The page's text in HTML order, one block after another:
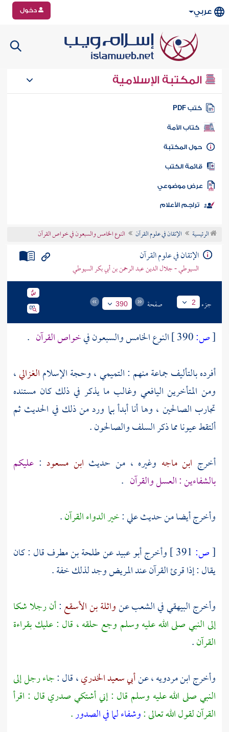
عربي دخول
المكتبة الإسلامية
كتب PDF
كتاب الأمة
المكتبة
الكتب
موضوعي
تراجم الأعلام
الرئيسية الإتقان في علوم القرآن النوع الخامس والسبعون في خواص القرآن
الإتقان في علوم القرآن
السيوطي - جلال الدين عبد الرحمن بن أبي بكر السيوطي
جزء 2 صفحة 390
[ص: النوع الخامس والسبعون فيخواص القرآن .
أفرده بالتأليف جماعة منهم :التميمي، وحجة الإسلامالغزالي،
ومن المتأخرين اليافعي وغالب ما يذكر في ذلك كان مستنده
تجارب الصالحين ، وها أنا أبدأ بما ورد من ذلك في الحديث ثم
ألتقط عيونا مما ذكر السلف والصالحون .
أخرج ابن ماجه وغيره ، من حديث ابن مسعود : عليكم
بالشفاءين : العسل والقرآن .
وأخرج أيضا من حديثعلي:خير الدواء القرآن.
[ص: وأخرجأبو عبيدعنطلحة بن مطرفقال : كان
يقال : إذا قرئ القرآن عند المريض وجد لذلك خفة .
وأخرجالبيهقيفي الشعب عنواثلة بن الأسقع:أن رجلا شكا
إلى النبي صلى الله عليه وسلم وجع حلقه ، قال : عليك بقراءة
القرآن.
وأخرجابن مردويه، عنأبي سعيد الخدري، قال :جاء رجل إلى
النبي صلى الله عليه وسلم قال : إني أشتكي صدري قال : اقرأ
القرآن لقول الله تعالى :وشفاء لما في الصدور.